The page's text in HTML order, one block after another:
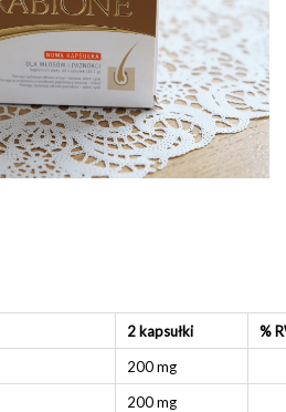
2 kapsułki
%
200 mg
200 mg